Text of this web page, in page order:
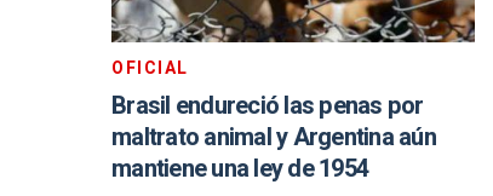
OFICIAL
Brasil endureció las penas por
maltrato animal y Argentina aún
mantiene una ley de 1954